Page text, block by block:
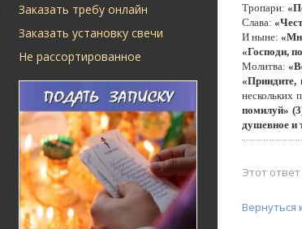
Заказать требу онлайн
Заказать установку свечи
Не рассортированное
Тропари:
Слава:
И ныне:
«Господи,
Молитва:
«Приидите,
нескольких
помилуй»
душевное и
Этот
Вернуться